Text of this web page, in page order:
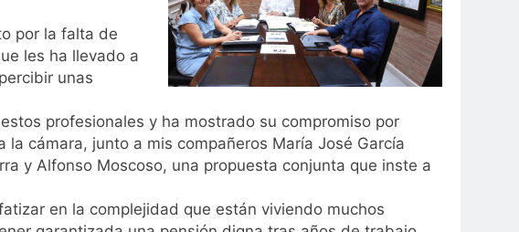
por la falta de
les ha llevado a
unas
profesionales y ha mostrado su compromiso por
la cámara, junto a mis compañeros María José García
y Alfonso Moscoso, una propuesta conjunta que inste a
en la complejidad que están viviendo muchos